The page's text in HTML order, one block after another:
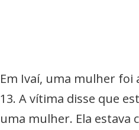
Em Ivaí, uma mulher foi
13. A vítima disse que
uma mulher. Ela estava